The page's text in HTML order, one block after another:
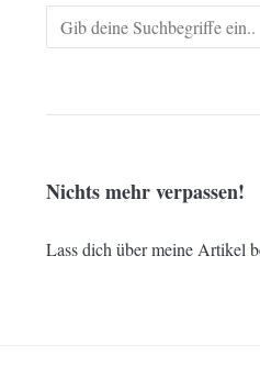
Search
for:
Nichts mehr verpassen!
Lass dich über meine Artikel